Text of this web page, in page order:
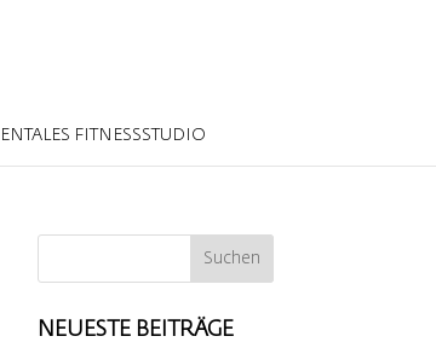
FITNESSSTUDIO
NEUESTE BEITRÄGE